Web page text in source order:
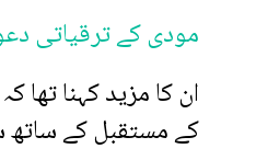
مودی کے ترقیاتی
ان کا مزید کہنا
کے مستقبل کے ساتھ